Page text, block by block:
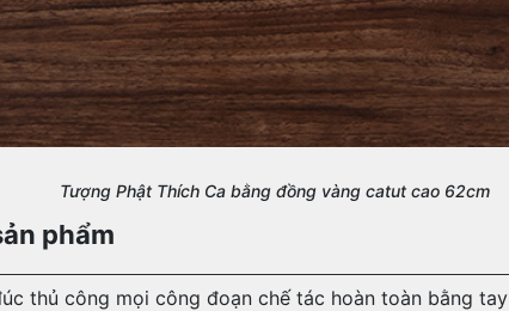
Tượng Phật Thích Ca bằng đồng vàng catut cao 62cm
phẩm
thủ công mọi công đoạn chế tác hoàn toàn bằng tay